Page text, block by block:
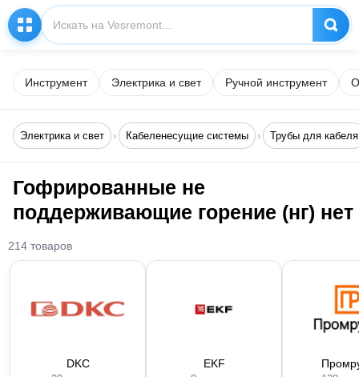
Инструмент Электрика и свет Ручной инструмент
Электрика и свет Кабеленесущие системы Трубы для кабеля
Гофрированные не
поддерживающие горение (нг) нет
214 товаров
DKC EKF